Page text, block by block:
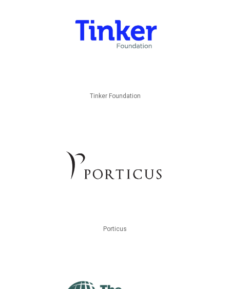
Tinker Foundation
Porticus